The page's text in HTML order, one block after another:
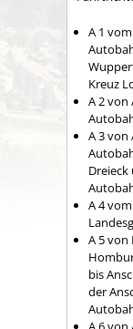
A 1
Kreuz
A 2
A 3
A 4
A 5 von
bis
der